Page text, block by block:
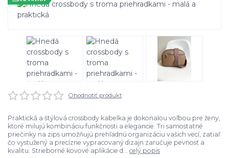
Ohodnotiť produkt
Praktická a štýlová crossbody kabelka je dokonalou voľbou pre ženy,
ktoré milujú kombináciu funkčnosti a elegancie. Tri samostatné
priečinky na zips umožňujú prehľadnú organizáciu vašich vecí, zatiaľ
čo vystužený a precízne vypracovaný dizajn zaručuje pevnosť a
kvalitu. Strieborné kovové aplikácie d... celý popis